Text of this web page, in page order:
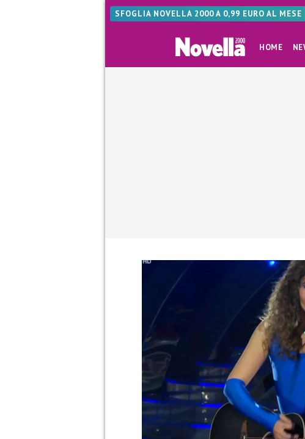
SFOGLIA NOVELLA 2000 A 0,99 EURO AL MESE
HOME